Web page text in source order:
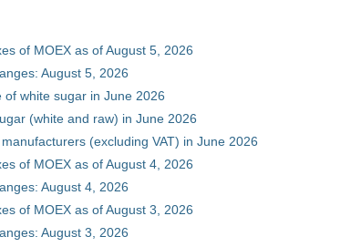
of MOEX as of August 5, 2026
August 5, 2026
white sugar in June 2026
(white and raw) in June 2026
(excluding VAT) in June 2026
of MOEX as of August 4, 2026
August 4, 2026
of MOEX as of August 3, 2026
August 3, 2026